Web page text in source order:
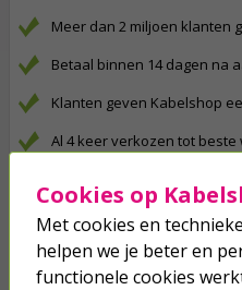
Meer dan 2 miljoen klanten
Betaal binnen 14 dagen na
Klanten geven Kabelshop
Al 4 keer verkozen tot beste
Anderen kochten ook...
XMVK-as
(2x 2.5
Cookies op
Met cookies en
helpen we je beter en
functionele cookies